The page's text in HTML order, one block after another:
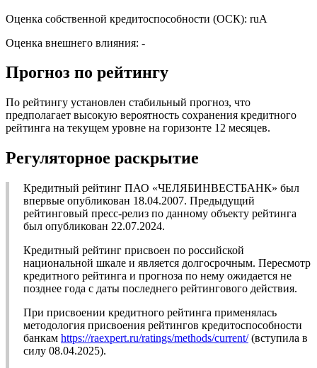
Оценка собственной кредитоспособности (ОСК): ruA
Оценка внешнего влияния: -
Прогноз по рейтингу
По рейтингу установлен стабильный прогноз, что
предполагает высокую вероятность сохранения кредитного
рейтинга на текущем уровне на горизонте 12 месяцев.
Регуляторное раскрытие
Кредитный рейтинг ПАО «ЧЕЛЯБИНВЕСТБАНК» был
впервые опубликован 18.04.2007. Предыдущий
рейтинговый пресс-релиз по данному объекту рейтинга
был опубликован 22.07.2024.
Кредитный рейтинг присвоен по российской
национальной шкале и является долгосрочным. Пересмотр
кредитного рейтинга и прогноза по нему ожидается не
позднее года с даты последнего рейтингового действия.
При присвоении кредитного рейтинга применялась
методология присвоения рейтингов кредитоспособности
банкам https://raexpert.ru/ratings/methods/current/(вступила в
силу 08.04.2025).